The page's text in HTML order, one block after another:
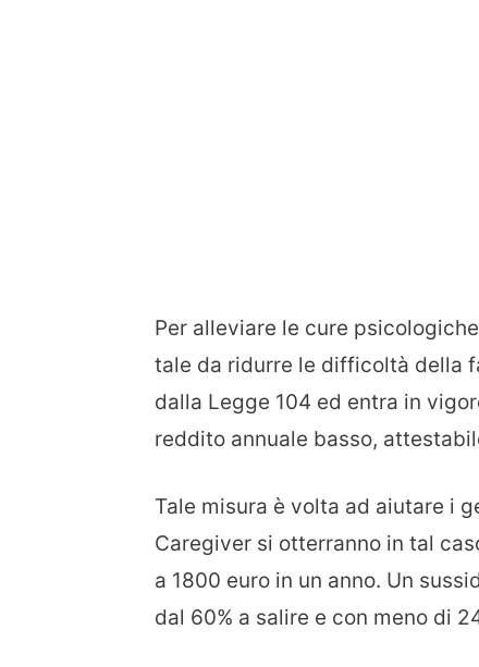
Per alleviare le cure
tale da ridurre le difficoltà della
dalla Legge 104 ed entra in
reddito annuale basso,
Tale misura è volta ad aiutare i
Caregiver si otterranno in tal
a 1800 euro in un anno. Un
dal 60% a salire e con meno di